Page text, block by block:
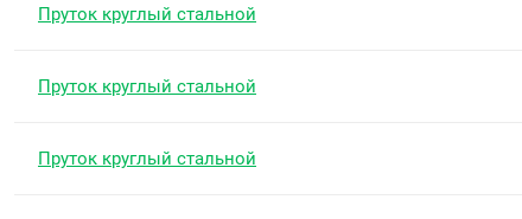
Пруток круглый стальной
Пруток круглый стальной
Пруток круглый стальной